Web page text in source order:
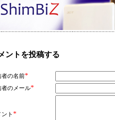
ントを投稿する
者の名前*
者のメール*
ト *